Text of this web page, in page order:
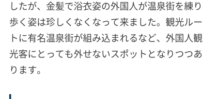
したが、金髪で浴衣姿の外国人が温泉街を練り
歩く姿は珍しくなくなって来ました。観光ルー
トに有名温泉街が組み込まれるなど、外国人観
光客にとっても外せないスポットとなりつつあ
ります。